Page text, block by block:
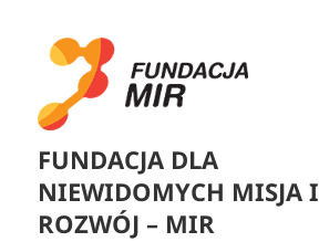
FUNDACJA DLA
NIEWIDOMYCH MISJA I
ROZWÓJ – MIR